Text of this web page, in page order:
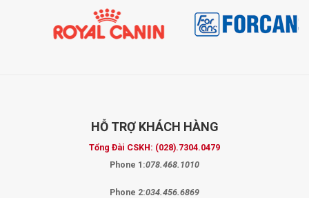
HỖ TRỢ KHÁCH HÀNG
Tổng Đài CSKH: (028).7304.0479
Phone 1:078.468.1010
Phone 2:034.456.6869